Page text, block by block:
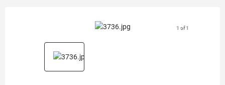
1 of 1